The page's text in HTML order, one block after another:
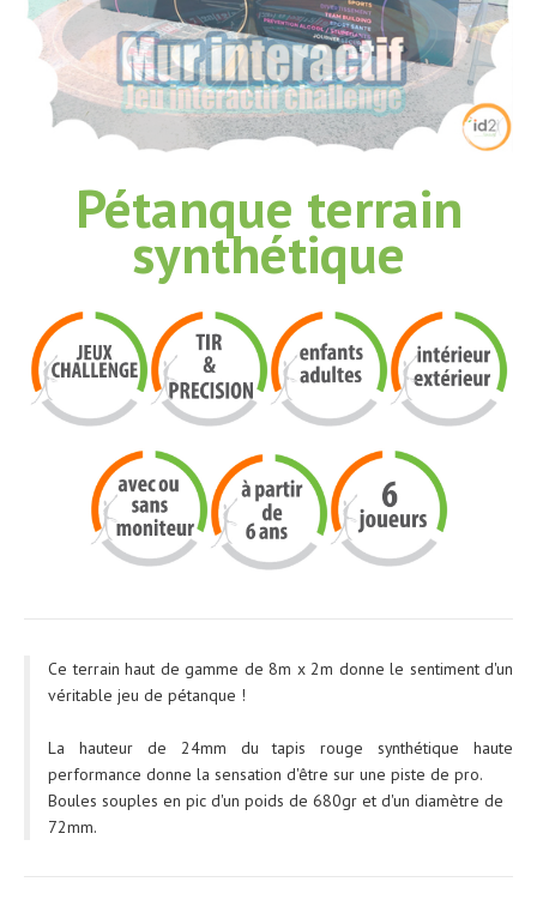
Pétanque terrain
synthétique
Ce terrain haut de gamme de 8m x 2m donne le sentiment d'un
véritable jeu de pétanque !
La hauteur de 24mm du tapis rouge synthétique haute
performance donne la sensation d'être sur une piste de pro.
Boules souples en pic d'un poids de 680gr et d'un diamètre de
72mm.